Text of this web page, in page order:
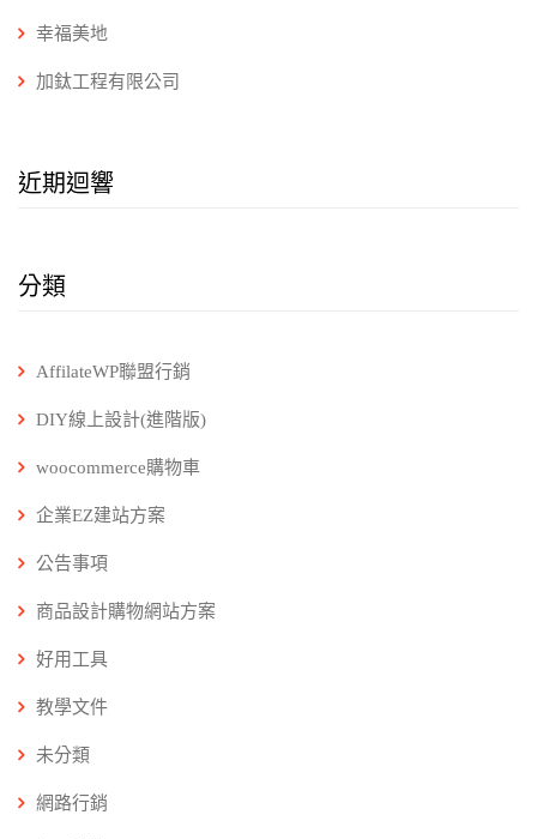
幸福美地
加鈦工程有限公司
近期迴響
分類
AffilateWP聯盟行銷
DIY線上設計(進階版)
woocommerce購物車
企業EZ建站方案
公告事項
商品設計購物網站方案
好用工具
教學文件
未分類
網路行銷